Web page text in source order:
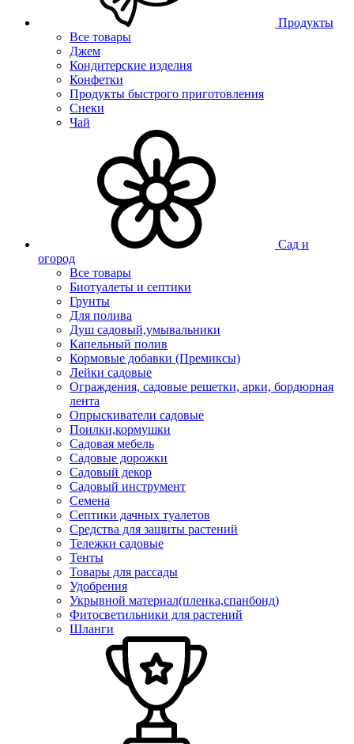
Продукты
Все товары
Джем
Кондитерские изделия
Конфетки
Продукты быстрого приготовления
Снеки
Чай
Сад и
огород
Все товары
Биотуалеты и септики
Грунты
Для полива
Душ садовый,умывальники
Капельный полив
Кормовые добавки (Премиксы)
Лейки садовые
Ограждения, садовые решетки, арки, бордюрная
лента
Опрыскиватели садовые
Поилки,кормушки
Садовая мебель
Садовые дорожки
Садовый декор
Садовый инструмент
Семена
Септики дачных туалетов
Средства для защиты растений
Тележки садовые
Тенты
Товары для рассады
Удобрения
Укрывной материал(пленка,спанбонд)
Фитосветильники для растений
Шланги